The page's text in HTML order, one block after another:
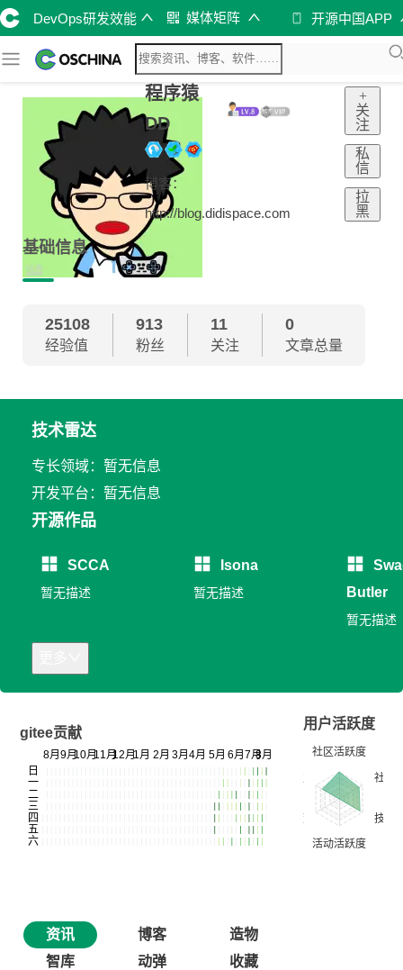
DevOps研发效能 媒体矩阵 开源中国APP
程序猿
DD
博客：
http://blog.didispace.com
+
关
注
私
信
拉
黑
基础信息
25108
经验值
913
粉丝
11
关注
0
文章总量
技术雷达
专长领域：暂无信息
开发平台：暂无信息
开源作品
SCCA
暂无描述
Isona
暂无描述
Butler
暂无描述
gitee贡献
用户活跃度
资讯 博客
造物
智库
动弹
收藏